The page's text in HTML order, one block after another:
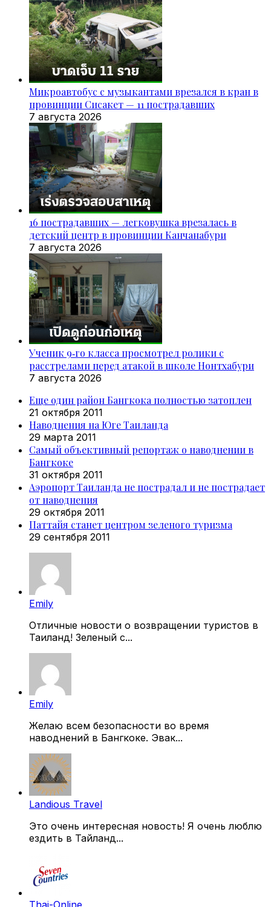
Микроавтобус с музыкантами врезался в кран в
провинции Сисакет — 11 пострадавших
7 августа 2026
16 пострадавших — легковушка врезалась в
детский центр в провинции Канчанабури
7 августа 2026
Ученик 9‑го класса просмотрел ролики с
расстрелами перед атакой в школе Нонтхабури
7 августа 2026
Еще один район Бангкока полностью затоплен
21 октября 2011
Наводнения на Юге Таиланда
29 марта 2011
Самый объективный репортаж о наводнении в
Бангкоке
31 октября 2011
Аэропорт Таиланда не пострадал и не пострадает
от наводнения
29 октября 2011
Паттайя станет центром зеленого туризма
29 сентября 2011
Emily
Отличные новости о возвращении туристов в
Таиланд! Зеленый с...
Emily
Желаю всем безопасности во время
наводнений в Бангкоке. Эвак...
Landious Travel
Это очень интересная новость! Я очень люблю
ездить в Тайланд...
Thai-Online